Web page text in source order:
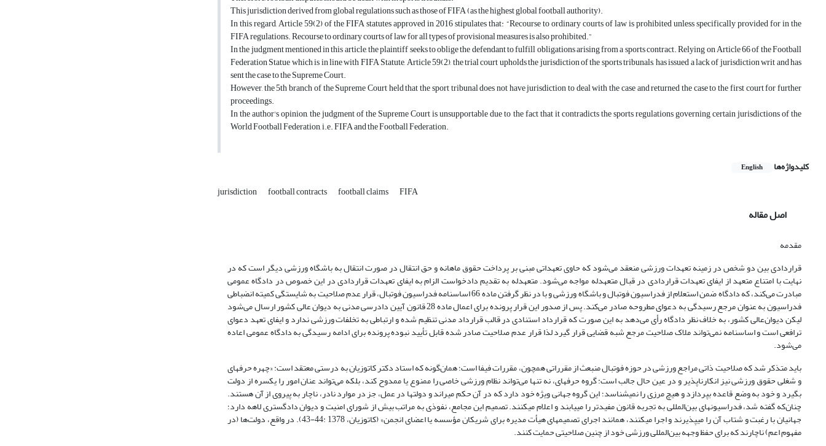
This jurisdiction derived from global regulations such as those of FIFA (as the highest global football authority).
In this regard, Article 59(2) of the FIFA statutes approved in 2016 stipulates that: “Recourse to ordinary courts of law is prohibited unless specifically provided for in the
FIFA regulations. Recourse to ordinary courts of law for all types of provisional measures is also prohibited.”
In the judgment mentioned in this article, the plaintiff seeks to oblige the defendant to fulfill obligations arising from a sports contract. Relying on Article 66 of the Football
Federation Statue which is in line with FIFA Statute, Article 59(2), the trial court upholds the jurisdiction of the sports tribunals, has issued a lack of jurisdiction writ and has
sent the case to the Supreme Court.
However, the 5th branch of the Supreme Court held that the sport tribunal does not have jurisdiction to deal with the case and returned the case to the first court for further
proceedings.
In the author's opinion, the judgment of the Supreme Court is unsupportable due to the fact that it contradicts the sports regulations governing certain jurisdictions of the
World Football Federation, i.e. FIFA and the Football Federation.
کلیدواژه‌ها English
jurisdiction football contracts football claims FIFA
اصل مقاله
مقدمه
قراردادی بین دو شخص در زمینه تعهدات ورزشی منعقد می‌شود که حاوی تعهداتی مبنی بر پرداخت حقوق ماهانه و حق انتقال در صورت انتقال به باشگاه ورزشی دیگر است که در
نهایت با امتناع متعهد از ایفای تعهدات قراردادی در قبال متعهدله مواجه می‌شود. متعهدله به تقدیم دادخواست الزام به ایفای تعهدات قراردادی در این خصوص در دادگاه عمومی
مبادرت می‌کند، که دادگاه ضمن استعلام از فدراسیون فوتبال و باشگاه ورزشی و با در نظر گرفتن ماده 66 اساسنامه فدراسیون فوتبال، قرار عدم صلاحیت به شایستگی کمیته انضباطی
فدراسیون به عنوان مرجع رسیدگی به دعوای مطروحه صادر می‌کند. پس از صدور این قرار پرونده برای اعمال ماده 28 قانون آیین دادرسی مدنی به دیوان عالی کشور ارسال می‌شود
لیکن دیوان‌عالی کشور، به خلاف نظر دادگاه رأی می‌دهد به این صورت که قرارداد استنادی در قالب قرارداد مدنی تنظیم شده و ارتباطی به تخلفات ورزشی ندارد و ایفای تعهد دعوای
ترافعی‌ است و اساسنامه نمی‌تواند ملاک صلاحیت مرجع شبه قضایی قرار گیرد لذا قرار عدم صلاحیت صادر شده قابل تأیید نبوده پرونده برای ادامه رسیدگی به دادگاه عمومی اعاده
می‌شود.
باید متذکر شد که صلاحیت ذاتی مراجع ورزشی در حوزه فوتبال منبعث از مقرراتی همچون، مقررات فیفا است؛ همان‌گونه که استاد دکتر کاتوزیان به درستی معتقد است: «چهره حرفه‏ای
و شغلی حقوق ورزشی نیز انکارناپذیر و در عین حال جالب است: گروه حرفه‏ای، نه تنها می‌تواند نظام ورزشی خاصی را ممنوع یا ممدوح کند، بلکه می‌تواند عنان امور را یکسره از دولت
بگیرد و خود به وضع قاعده بپردازد و هیچ مرزی را نمی‏شناسد؛ این گروه جهانی ویژه خود دارد که در آن حکم می‏راند و دولتها در عمل، جز در موارد نادر، ناچار به پیروی از آن هستند.
چنان‌که گفته شد، فدراسیونهای بین‌المللی به تجربه قانون مفیدتر را می‏یابند و اعلام می‏کنند. تصمیم این مجامع، نفوذی‏ به مراتب بیش از شورای امنیت و دیوان دادگستری لاهه دارد؛
جهانیان با رغبت و شتاب آن را می‏پذیرند و اجرا می‏کنند، همانند اجرای تصمیمهای هیأت مدیره برای شریکان مؤسسه یا اعضای انجمن» (کاتوزیان، 1378 :44-43). در واقع، دولت‌ها (در
مفهوم اعم) ناچارند که برای حفظ وجهه بین‌المللی ورزشی خود از چنین صلاحیتی حمایت کنند.